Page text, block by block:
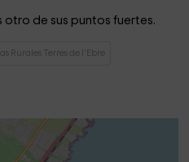
otro de sus puntos fuertes.
Rurales Terres de l'Ebre